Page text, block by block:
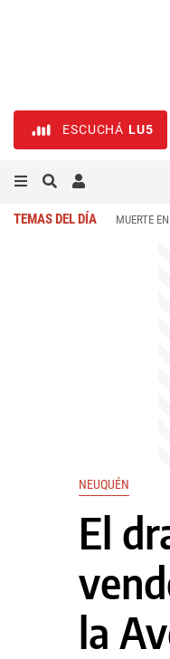
ESCUCHÁ LU5
TEMAS DEL DÍA MUERTE
NEUQUÉN
El
la